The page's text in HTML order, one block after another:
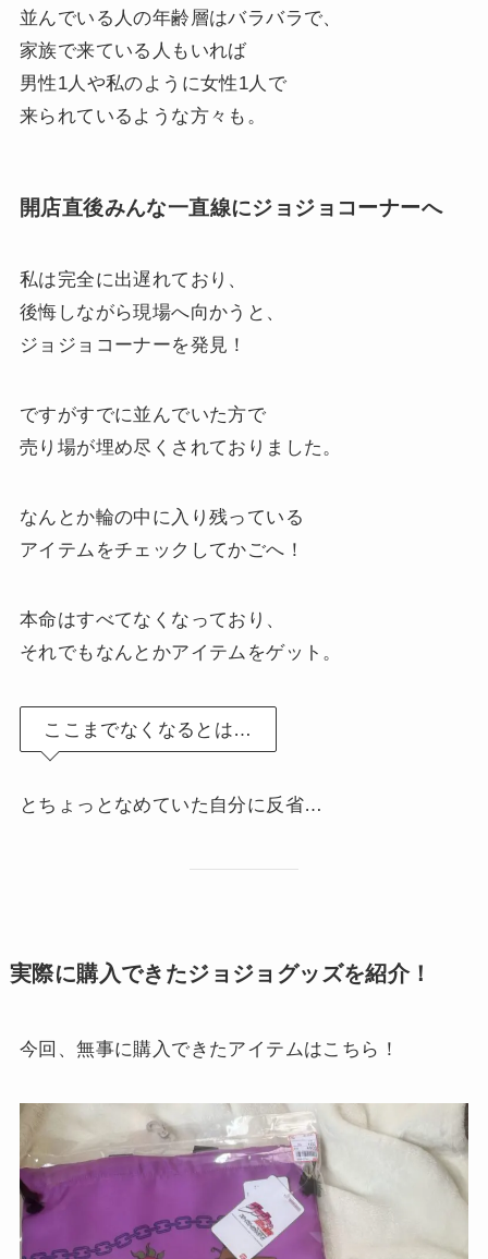
並んでいる人の年齢層はバラバラで、
家族で来ている人もいれば
男性1人や私のように女性1人で
来られているような方々も。
開店直後みんな一直線にジョジョコーナーへ
私は完全に出遅れており、
後悔しながら現場へ向かうと、
ジョジョコーナーを発見！
ですがすでに並んでいた方で
売り場が埋め尽くされておりました。
なんとか輪の中に入り残っている
アイテムをチェックしてかごへ！
本命はすべてなくなっており、
それでもなんとかアイテムをゲット。
ここまでなくなるとは…
とちょっとなめていた自分に反省…
実際に購入できたジョジョグッズを紹介！
今回、無事に購入できたアイテムはこちら！